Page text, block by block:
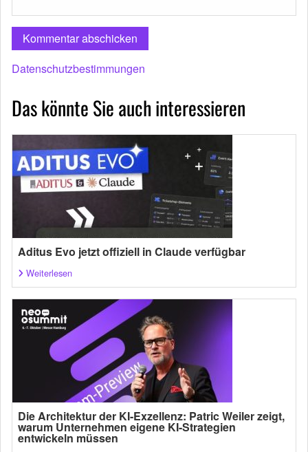
Datenschutzbestimmungen
Das könnte Sie auch interessieren
Aditus Evo jetzt offiziell in Claude verfügbar
Weiterlesen
Die Architektur der KI-Exzellenz: Patric Weiler zeigt,
warum Unternehmen eigene KI-Strategien
entwickeln müssen